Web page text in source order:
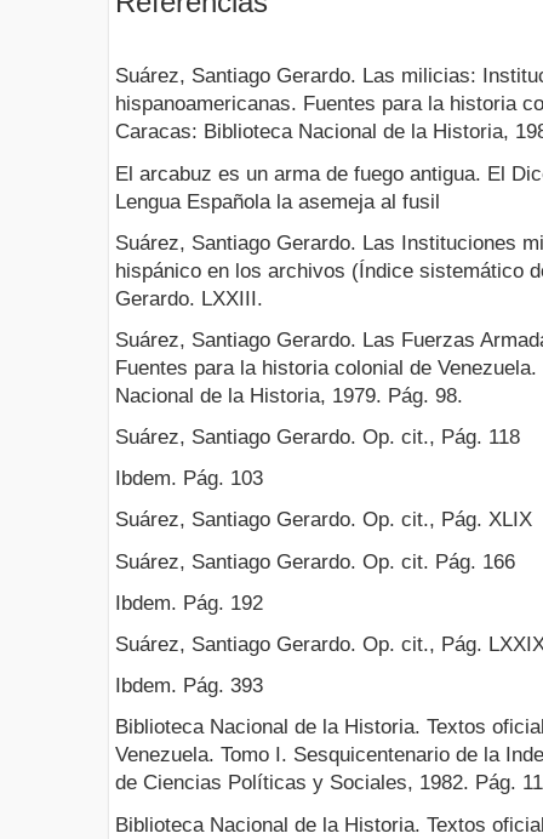
Suárez, Santiago Gerardo. Las milicias:
hispanoamericanas. Fuentes para la historia
Caracas: Biblioteca Nacional de la Historia,
El arcabuz es un arma de fuego antigua. El
Lengua Española la asemeja al fusil
Suárez, Santiago Gerardo. Las Instituciones
hispánico en los archivos (Índice sistemático
Gerardo. LXXIII.
Suárez, Santiago Gerardo. Las Fuerzas
Fuentes para la historia colonial de
Nacional de la Historia, 1979. Pág. 98.
Suárez, Santiago Gerardo. Op. cit., Pág. 118
Ibdem. Pág. 103
Suárez, Santiago Gerardo. Op. cit., Pág. XLIX
Suárez, Santiago Gerardo. Op. cit. Pág. 166
Ibdem. Pág. 192
Suárez, Santiago Gerardo. Op. cit., Pág.
Ibdem. Pág. 393
Biblioteca Nacional de la Historia. Textos
Venezuela. Tomo I. Sesquicentenario de la
de Ciencias Políticas y Sociales, 1982. Pág.
Biblioteca Nacional de la Historia. Textos